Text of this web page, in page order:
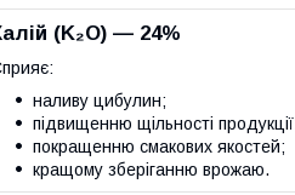
(K₂O) — 24%
наливу цибулин;
підвищенню щільності
покращенню смакових якостей;
кращому зберіганню врожаю.